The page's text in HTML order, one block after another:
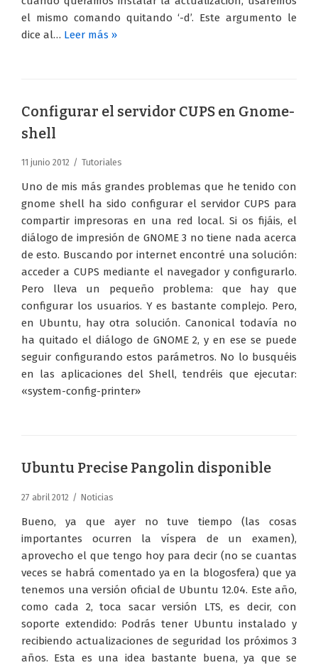
el mismo comando quitando ‘-d’. Este argumento le
dice al… Leer más »
Configurar el servidor CUPS en Gnome-
shell
11 junio 2012 Tutoriales
Uno de mis más grandes problemas que he tenido con
gnome shell ha sido configurar el servidor CUPS para
compartir impresoras en una red local. Si os fijáis, el
diálogo de impresión de GNOME 3 no tiene nada acerca
de esto. Buscando por internet encontré una solución:
acceder a CUPS mediante el navegador y configurarlo.
Pero lleva un pequeño problema: que hay que
configurar los usuarios. Y es bastante complejo. Pero,
en Ubuntu, hay otra solución. Canonical todavía no
ha quitado el diálogo de GNOME 2, y en ese se puede
seguir configurando estos parámetros. No lo busquéis
en las aplicaciones del Shell, tendréis que ejecutar:
«system-config-printer»
Ubuntu Precise Pangolin disponible
27 abril 2012 Noticias
Bueno, ya que ayer no tuve tiempo (las cosas
importantes ocurren la víspera de un examen),
aprovecho el que tengo hoy para decir (no se cuantas
veces se habrá comentado ya en la blogosfera) que ya
tenemos una versión oficial de Ubuntu 12.04. Este año,
como cada 2, toca sacar versión LTS, es decir, con
soporte extendido: Podrás tener Ubuntu instalado y
recibiendo actualizaciones de seguridad los próximos 3
años. Esta es una idea bastante buena, ya que se